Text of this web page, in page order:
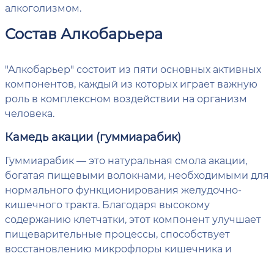
алкоголизмом.
Состав Алкобарьера
"Алкобарьер" состоит из пяти основных активных
компонентов, каждый из которых играет важную
роль в комплексном воздействии на организм
человека.
Камедь акации (гуммиарабик)
Гуммиарабик — это натуральная смола акации,
богатая пищевыми волокнами, необходимыми для
нормального функционирования желудочно-
кишечного тракта. Благодаря высокому
содержанию клетчатки, этот компонент улучшает
пищеварительные процессы, способствует
восстановлению микрофлоры кишечника и